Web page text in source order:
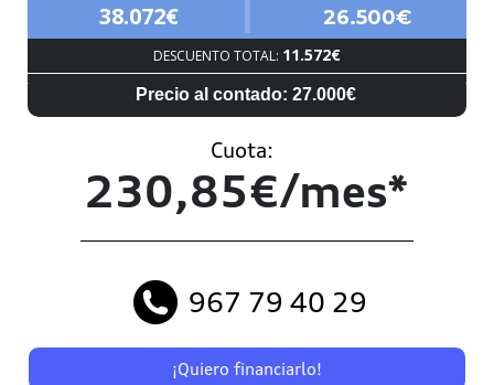
38.072€
26.500€
DESCUENTO TOTAL: 11.572€
Precio al contado: 27.000€
Cuota:
230,85€/mes*
967 79 40 29
¡Quiero financiarlo!